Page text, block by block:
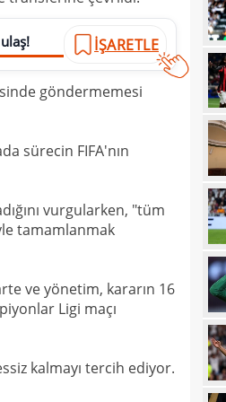
İŞARETLE
göndermemesi
sürecin FIFA'nın
vurgularken, "tüm
tamamlanmak
ve yönetim, kararın 16
Ligi maçı
kalmayı tercih ediyor.
öne